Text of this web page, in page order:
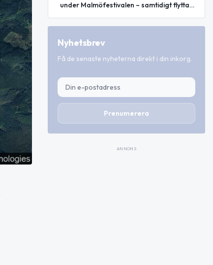
under Malmöfestivalen – samtidigt flyttas
Nyhetsbrev
Få de senaste nyheterna direkt i din inkorg.
Prenumerera
ANNONS